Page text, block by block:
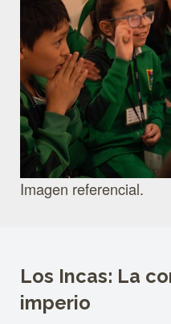
Imagen referencial.
Los Incas: La
imperio